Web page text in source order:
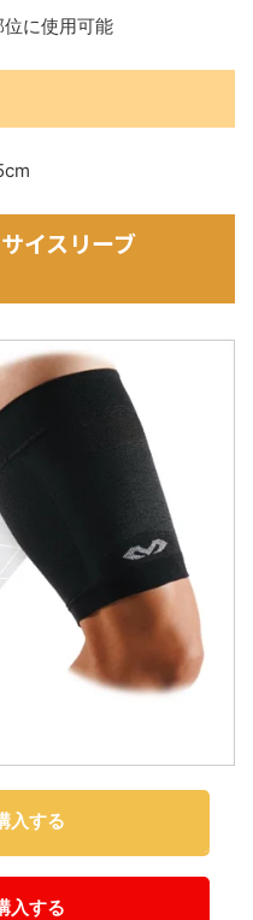
に使用可能
イスリーブ
入する
入する